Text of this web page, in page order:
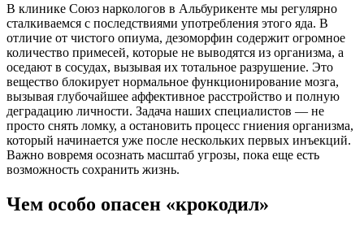
В клинике Союз наркологов в Альбурикенте мы регулярно
сталкиваемся с последствиями употребления этого яда. В
отличие от чистого опиума, дезоморфин содержит огромное
количество примесей, которые не выводятся из организма, а
оседают в сосудах, вызывая их тотальное разрушение. Это
вещество блокирует нормальное функционирование мозга,
вызывая глубочайшее аффективное расстройство и полную
деградацию личности. Задача наших специалистов — не
просто снять ломку, а остановить процесс гниения организма,
который начинается уже после нескольких первых инъекций.
Важно вовремя осознать масштаб угрозы, пока еще есть
возможность сохранить жизнь.
Чем особо опасен «крокодил»